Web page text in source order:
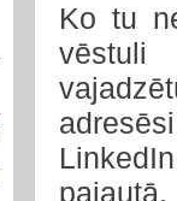
Ko tu
vēstuli